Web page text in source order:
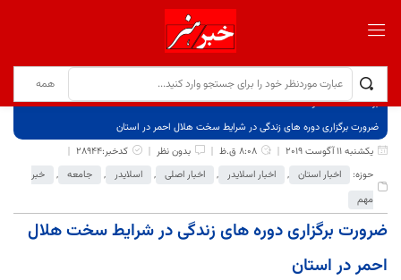
برگ نخست
نوشته‌ها
ضرورت برگزاری دوره های زندگی در شرایط سخت هلال احمر در استان
یکشنبه 11 آگوست 2019
8:08 ق.ظ بدون نظر
کدخبر:28944
حوزه:
اخبار استان , اخبار اسلایدر , اخبار اصلی , اسلایدر , جامعه ,
خبر
مهم
ضرورت برگزاری دوره های زندگی در شرایط سخت هلال
احمر در استان